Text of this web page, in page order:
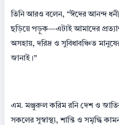
তিনি আরও বলেন, “ঈদের আনন্দ ধনী-
ছড়িয়ে পড়ুক—এটাই আমাদের
অসহায়, দরিদ্র ও সুবিধাবঞ্চিত
জানাই।”
এম. মঞ্জুরুল করিম রনি দেশ ও
সকলের সুস্বাস্থ্য, শান্তি ও সমৃদ্ধি